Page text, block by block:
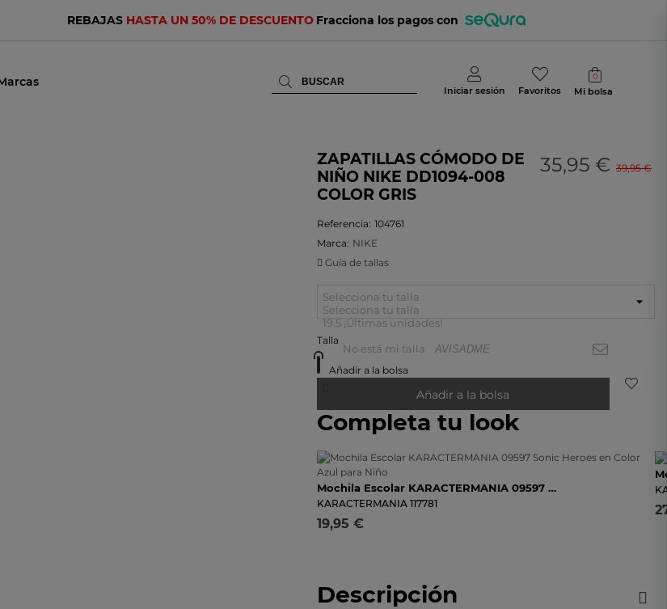
REBAJAS HASTA UN 50% DE DESCUENTO Fracciona los pagos con
Iniciar sesión Favoritos
0
Mi bolsa
ZAPATILLAS CÓMODO DE
NIÑO NIKE DD1094-008
COLOR GRIS
Referencia: 104761
Marca: NIKE
35,95 € 39,95 €
Guía de tallas
Selecciona tu talla
Selecciona tu talla
19.5 ¡Últimas unidades!
No está mi talla
AVISADME
Talla
Añadir a la bolsa
Añadir a la bolsa
Completa tu look
Mochila Escolar KARACTERMANIA 09597 Sonic Heroes En Color Azul Para Niño
KARACTERMANIA 117781
19,95 €
Descripción